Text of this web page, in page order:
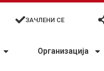
ЗАЧЛЕНИ СЕ
Организација